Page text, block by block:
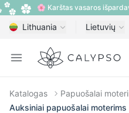
🌸 Karštas vasaros
Lithuania Lietuvių
Open menu
Calypso
Katalogas
Papuošalai
Auksiniai papuošalai moterims